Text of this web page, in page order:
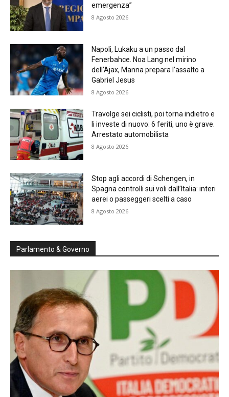
emergenza”
8 Agosto 2026
Napoli, Lukaku a un passo dal
Fenerbahce. Noa Lang nel mirino
dell’Ajax, Manna prepara l’assalto a
Gabriel Jesus
8 Agosto 2026
Travolge sei ciclisti, poi torna indietro e
li investe di nuovo: 6 feriti, uno è grave.
Arrestato automobilista
8 Agosto 2026
Stop agli accordi di Schengen, in
Spagna controlli sui voli dall’Italia: interi
aerei o passeggeri scelti a caso
8 Agosto 2026
Parlamento & Governo